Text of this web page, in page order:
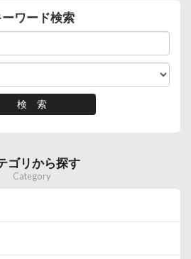
ーワード検索
ゴリから探す
Category